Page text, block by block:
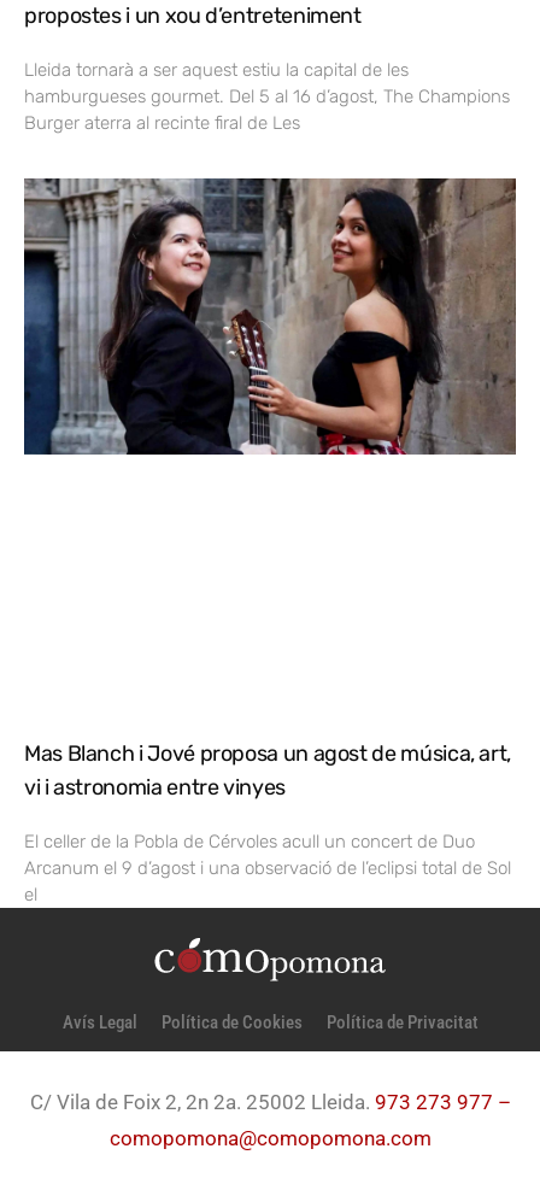
propostes i un xou d’entreteniment
Lleida tornarà a ser aquest estiu la capital de les
hamburgueses gourmet. Del 5 al 16 d’agost, The Champions
Burger aterra al recinte firal de Les
Mas Blanch i Jové proposa un agost de música, art,
vi i astronomia entre vinyes
El celler de la Pobla de Cérvoles acull un concert de Duo
Arcanum el 9 d’agost i una observació de l’eclipsi total de Sol
el
Avís Legal Política de Cookies Política de Privacitat
C/ Vila de Foix 2, 2n 2a. 25002 Lleida. 973 273 977 –
comopomona@comopomona.com